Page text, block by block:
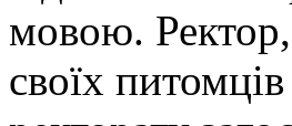
мовою.
своїх